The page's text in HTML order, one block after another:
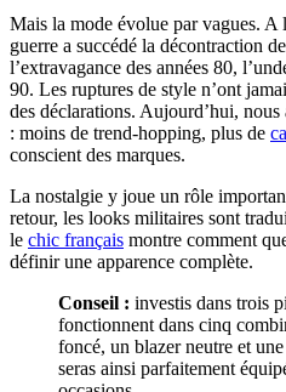
Mais la mode évolue par vagues. A
guerre a succédé la décontraction
l’extravagance des années 80,
90. Les ruptures de style n’ont
des déclarations. Aujourd’hui,
: moins de trend-hopping, plus de
conscient des marques.
La nostalgie y joue un rôle
retour, les looks militaires sont
le chic français montre comment
définir une apparence complète.
Conseil : investis dans trois
fonctionnent dans cinq
foncé, un blazer neutre et
seras ainsi parfaitement